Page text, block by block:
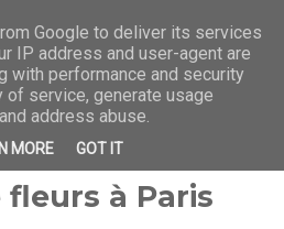
à Paris
Google to deliver its services
IP address and user-agent are
with performance and security
service, generate usage
address abuse.
MORE GOT IT